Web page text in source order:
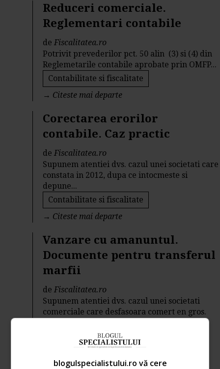
Reduceri comerciale.
Reglementari contabile
deFiscalitatea.ro
Potrivit prevederilor pct. 50 alin (3) si (4) din
Reglemetarile contabile aprobate prin OMFP...
Contabilitate si fiscalitate
→ Citeste mai departe
Corectarea erorilor
contabile. Caz practic
deFiscalitatea.ro
Supunem atentiei dvs. cazul unei societati care
constata in 2012, dupa ce intocmeste si
depune...
Contabilitate si fiscalitate
→ Citeste mai departe
Vanzare cu amanuntul.
Documente pentru transferul
marfii
deFiscalitatea.ro
Supunem atentiei dvs. cazul unei societati
comerciale care desfasoara comert en gros.
Contabilitate si fiscalitate
blogulspecialistului.ro vă cere